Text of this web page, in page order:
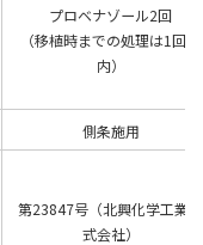
プロベナゾール2回
（移植時までの処理は1回以
内）
側条施用
第23847号（北興化学工業株
式会社）